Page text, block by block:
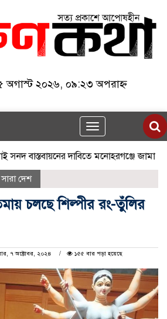
অগাস্ট ২০২৬, ০৯:২৩ অপরাহ্ন
Toggle
navigation
বাস্তবায়নের দাবিতে মনোহরগঞ্জে জামায়াতের
সারা দেশ
চলছে শিল্পীর রং-তুঁলির
৭ অক্টোবর, ২০২৪
১৫৫ বার পড়া হয়েছে